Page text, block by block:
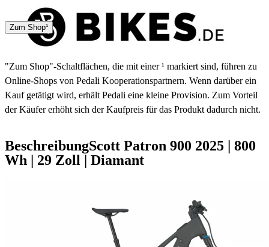
4 - 5 Tage
Zum Shop¹
"Zum Shop"-Schaltflächen, die mit einer ¹ markiert sind, führen zu
Online-Shops von Pedali Kooperationspartnern. Wenn darüber ein
Kauf getätigt wird, erhält Pedali eine kleine Provision. Zum Vorteil
der Käufer erhöht sich der Kaufpreis für das Produkt dadurch nicht.
BeschreibungScott Patron 900 2025 | 800
Wh | 29 Zoll | Diamant